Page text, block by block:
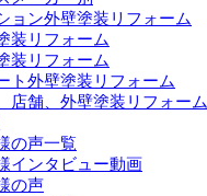
ョン外壁塗装リフォーム
装リフォーム
装リフォーム
ト外壁塗装リフォーム
店舗、外壁塗装リフォーム
の声一覧
インタビュー動画
の声